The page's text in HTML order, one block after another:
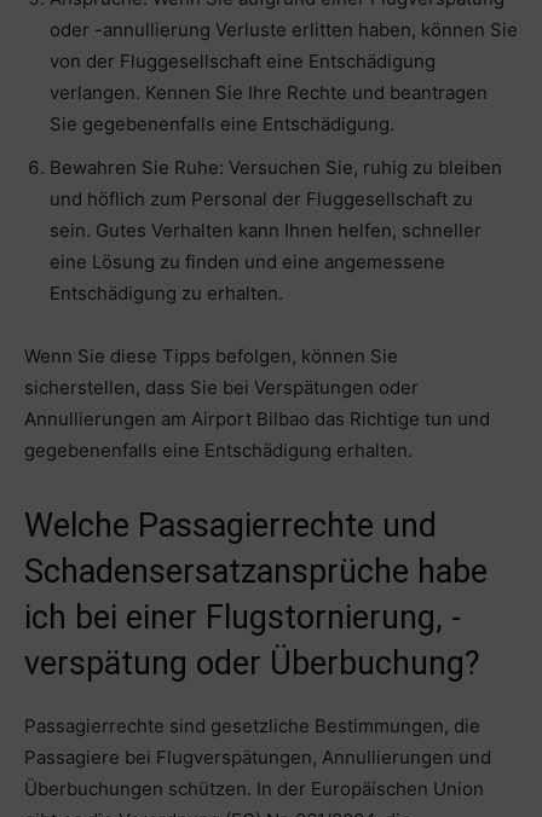
oder -annullierung Verluste erlitten haben, können Sie
von der Fluggesellschaft eine Entschädigung
verlangen. Kennen Sie Ihre Rechte und beantragen
Sie gegebenenfalls eine Entschädigung.
Bewahren Sie Ruhe: Versuchen Sie, ruhig zu bleiben
und höflich zum Personal der Fluggesellschaft zu
sein. Gutes Verhalten kann Ihnen helfen, schneller
eine Lösung zu finden und eine angemessene
Entschädigung zu erhalten.
Wenn Sie diese Tipps befolgen, können Sie
sicherstellen, dass Sie bei Verspätungen oder
Annullierungen am Airport Bilbao das Richtige tun und
gegebenenfalls eine Entschädigung erhalten.
Welche Passagierrechte und
Schadensersatzansprüche habe
ich bei einer Flugstornierung, -
verspätung oder Überbuchung?
Passagierrechte sind gesetzliche Bestimmungen, die
Passagiere bei Flugverspätungen, Annullierungen und
Überbuchungen schützen. In der Europäischen Union